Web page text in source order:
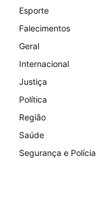
Esporte
Falecimentos
Geral
Internacional
Justiça
Política
Região
Saúde
Segurança e Polícia